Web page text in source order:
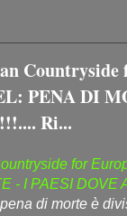
PENA DI
Ri...
for
- I PAESI DOVE
di morte è